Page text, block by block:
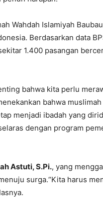
Wahdah Islamiyah
Berdasarkan data
1.400 pasangan
bahwa kita perlu
bahwa
menjadi ibadah yang
dengan program
Astuti, S.Pi., yang
surga.“Kita harus